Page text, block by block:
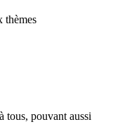
thèmes
tous, pouvant aussi